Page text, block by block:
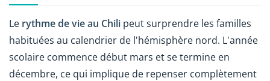
Le rythme de vie au Chili peut surprendre les familles
habituées au calendrier de l'hémisphère nord. L'année
scolaire commence début mars et se termine en
décembre, ce qui implique de repenser complètement